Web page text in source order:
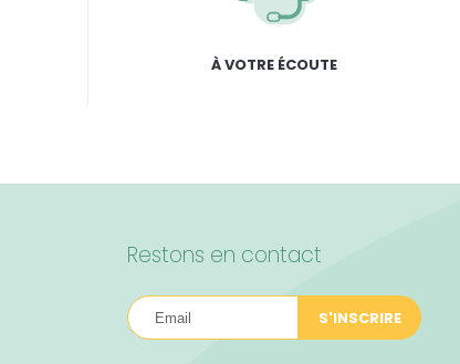
À VOTRE ÉCOUTE
Restons en contact
S'INSCRIRE